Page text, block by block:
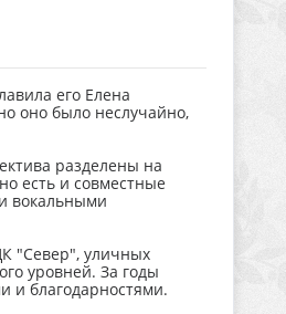
его Елена
оно было неслучайно,
разделены на
есть и совместные
вокальными
"Север", уличных
уровней. За годы
и благодарностями.